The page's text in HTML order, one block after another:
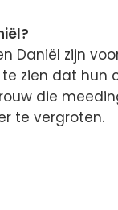
Daniël zijn
zien dat
die
te vergroten.